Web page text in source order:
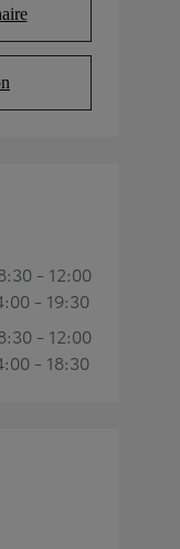
- 12:00
- 19:30
- 12:00
- 18:30